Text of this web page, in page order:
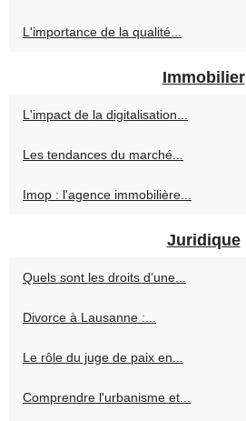
L'importance de la qualité...
Immobilier
L'impact de la digitalisation...
Les tendances du marché...
Imop : l'agence immobilière...
Juridique
Quels sont les droits d’une...
Divorce à Lausanne :...
Le rôle du juge de paix en...
Comprendre l'urbanisme et...